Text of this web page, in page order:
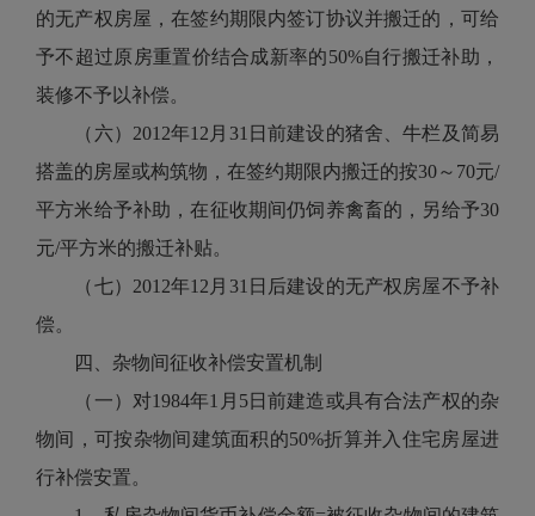
的无产权房屋，在签约期限内签订协议并搬迁的，可给
予不超过原房重置价结合成新率的50%自行搬迁补助，
装修不予以补偿。
（六）2012年12月31日前建设的猪舍、牛栏及简易
搭盖的房屋或构筑物，在签约期限内搬迁的按30～70元/
平方米给予补助，在征收期间仍饲养禽畜的，另给予30
元/平方米的搬迁补贴。
（七）2012年12月31日后建设的无产权房屋不予补
偿。
四、杂物间征收补偿安置机制
（一）对1984年1月5日前建造或具有合法产权的杂
物间，可按杂物间建筑面积的50%折算并入住宅房屋进
行补偿安置。